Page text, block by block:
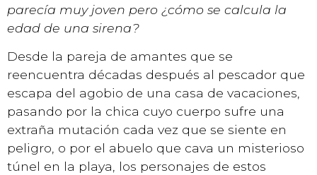
parecía muy joven pero ¿cómo se calcula la
edad de una sirena?
Desde la pareja de amantes que se
reencuentra décadas después al pescador que
escapa del agobio de una casa de vacaciones,
pasando por la chica cuyo cuerpo sufre una
extraña mutación cada vez que se siente en
peligro, o por el abuelo que cava un misterioso
túnel en la playa, los personajes de estos